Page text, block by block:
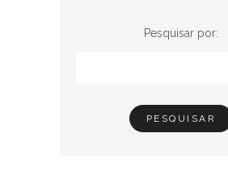
Pesquisar por: